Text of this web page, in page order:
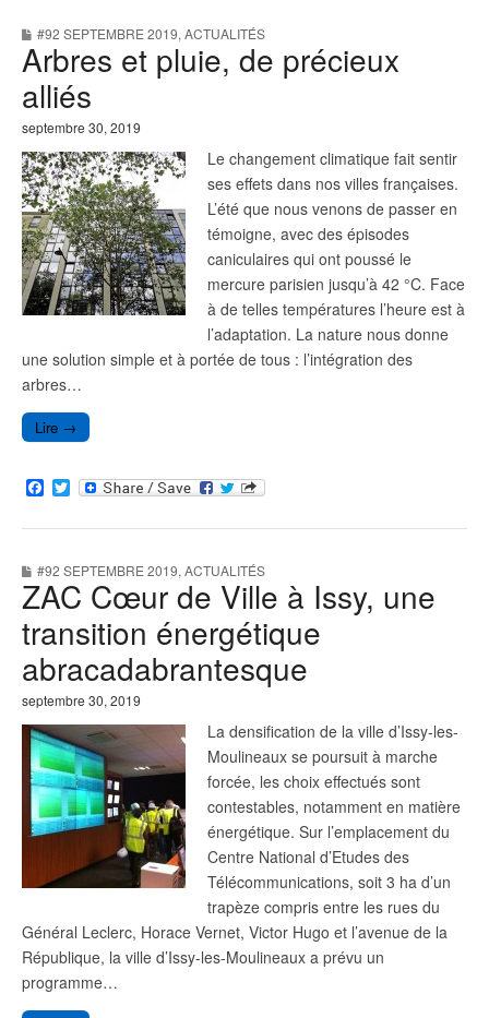
o
o
k
e
r
#92 SEPTEMBRE 2019, ACTUALITÉS
Arbres et pluie, de précieux
alliés
septembre 30, 2019
Le changement climatique fait sentir
ses effets dans nos villes françaises.
L’été que nous venons de passer en
témoigne, avec des épisodes
caniculaires qui ont poussé le
mercure parisien jusqu’à 42 °C. Face
à de telles températures l’heure est à
l’adaptation. La nature nous donne
une solution simple et à portée de tous : l’intégration des
arbres…
Lire →
F
a
c
o
o
k
T
w
i
e
r
#92 SEPTEMBRE 2019, ACTUALITÉS
ZAC Cœur de Ville à Issy, une
transition énergétique
abracadabrantesque
septembre 30, 2019
La densification de la ville d’Issy-les-
Moulineaux se poursuit à marche
forcée, les choix effectués sont
contestables, notamment en matière
énergétique. Sur l’emplacement du
Centre National d’Etudes des
Télécommunications, soit 3 ha d’un
trapèze compris entre les rues du
Général Leclerc, Horace Vernet, Victor Hugo et l’avenue de la
République, la ville d’Issy-les-Moulineaux a prévu un
programme…